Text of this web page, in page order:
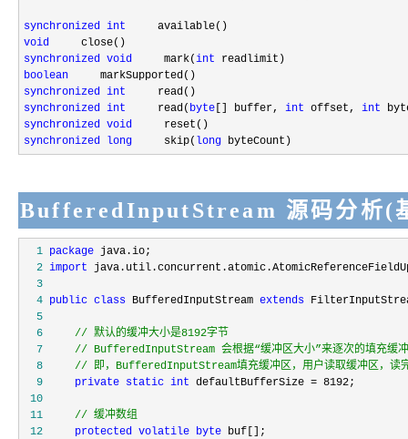
synchronized int
void
synchronized void
     mark(
int
boolean
synchronized int
synchronized int
     read(
byte [] buffer, int offset, int
synchronized void
synchronized
long
     skip(
long byteCount)
BufferedInputStream 源码分析(
  1
package
  2
import
  3
  4
public class BufferedInputStream extends
  5
  6
//
  7
//
  8
// 即，BufferedInputStream填充缓冲区，用户读取缓冲区，
  9
private static int defaultBufferSize = 8192
10
11
// 缓冲数组
12
protected volatile byte